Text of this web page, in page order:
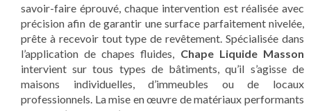
savoir-faire éprouvé, chaque intervention est réalisée avec
précision afin de garantir une surface parfaitement nivelée,
prête à recevoir tout type de revêtement. Spécialisée dans
l’application de chapes fluides, Chape Liquide Masson
intervient sur tous types de bâtiments, qu’il s’agisse de
maisons individuelles, d’immeubles ou de locaux
professionnels. La mise en œuvre de matériaux performants